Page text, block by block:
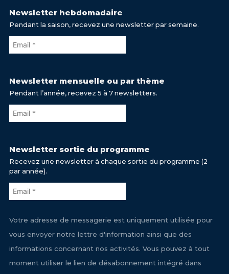
Newsletter hebdomadaire
Pendant la saison, recevez une newsletter par semaine.
Newsletter mensuelle ou par thème
Pendant l’année, recevez 5 à 7 newsletters.
Newsletter sortie du programme
Recevez une newsletter à chaque sortie du programme (2
par année).
Votre adresse de messagerie est uniquement utilisée pour
vous envoyer notre lettre d'information ainsi que des
informations concernant nos activités. Vous pouvez à tout
moment utiliser le lien de désabonnement intégré dans